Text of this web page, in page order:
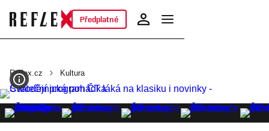
Předplatné
Reflex.cz Kultura